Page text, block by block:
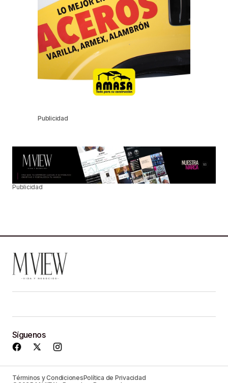
Publicidad
Publicidad
Síguenos
Términos y CondicionesPolítica de Privacidad